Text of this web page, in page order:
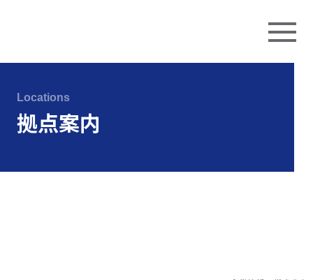
content
Locations
拠点案内